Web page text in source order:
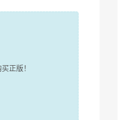
正版！